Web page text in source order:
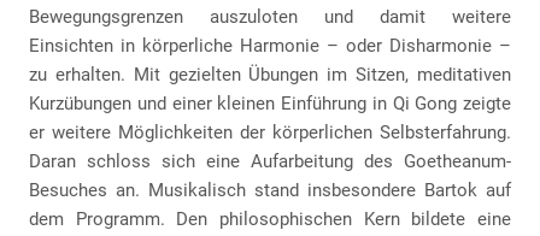
Bewegungsgrenzen auszuloten und damit weitere
Einsichten in körperliche Harmonie – oder Disharmonie –
zu erhalten. Mit gezielten Übungen im Sitzen, meditativen
Kurzübungen und einer kleinen Einführung in Qi Gong zeigte
er weitere Möglichkeiten der körperlichen Selbsterfahrung.
Daran schloss sich eine Aufarbeitung des Goetheanum-
Besuches an. Musikalisch stand insbesondere Bartok auf
dem Programm. Den philosophischen Kern bildete eine